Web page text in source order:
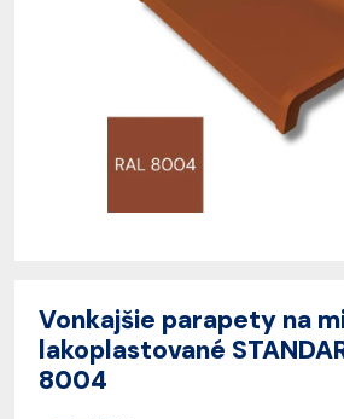
Vonkajšie parapety na
lakoplastované
8004